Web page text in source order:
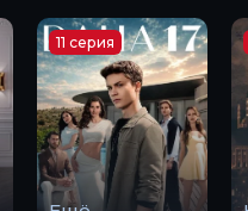
11 серия